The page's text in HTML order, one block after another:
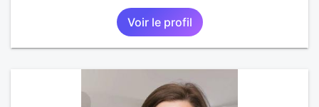
Voir le profil